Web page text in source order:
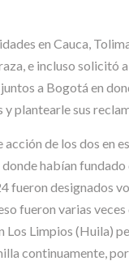
en Cauca,
e incluso solicitó
a Bogotá en
plantearle sus
de los dos en
habían fundado
fueron designados
fueron varias
Los Limpios (Huila)
continuamente,